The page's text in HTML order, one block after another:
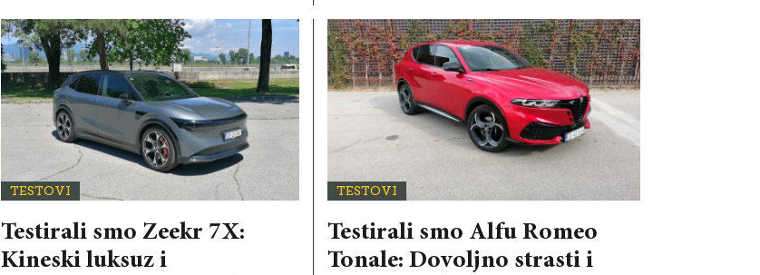
TESTOVI
Testirali smo Zeekr 7X:
Kineski luksuz i
TESTOVI
Testirali smo Alfu Romeo
Tonale: Dovoljno strasti i